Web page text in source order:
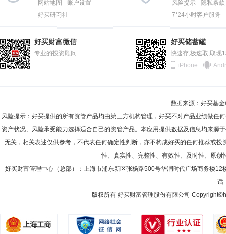
网站地图
账户设置
好买研习社
风险提示
隐私条款
7*24小时客户服务
好买财富微信
专业的投资顾问
好买储蓄罐
快速存;极速取;取现
iPhone
数据来源：好买基
风险提示：好买提供的所有资管产品均由第三方机构管理，好买不对产品业绩做
资产状况、风险承受能力选择适合自己的资管产品。本应用提供数据及信息均来
无关，相关表述仅供参考，不代表任何确定性判断，亦不构成好买的任何推荐或
性、真实性、完整性、有效性、及时性、原
好买财富管理中心（总部）：上海市浦东新区张杨路500号华润时代广场商务楼12
话
版权所有 好买财富管理股份有限公司